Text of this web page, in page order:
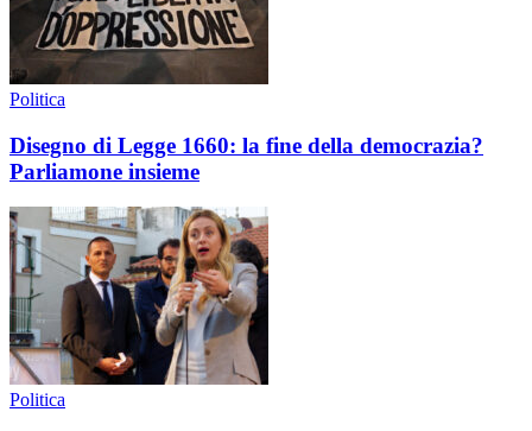
Politica
Disegno di Legge 1660: la fine della democrazia?
Parliamone insieme
Politica